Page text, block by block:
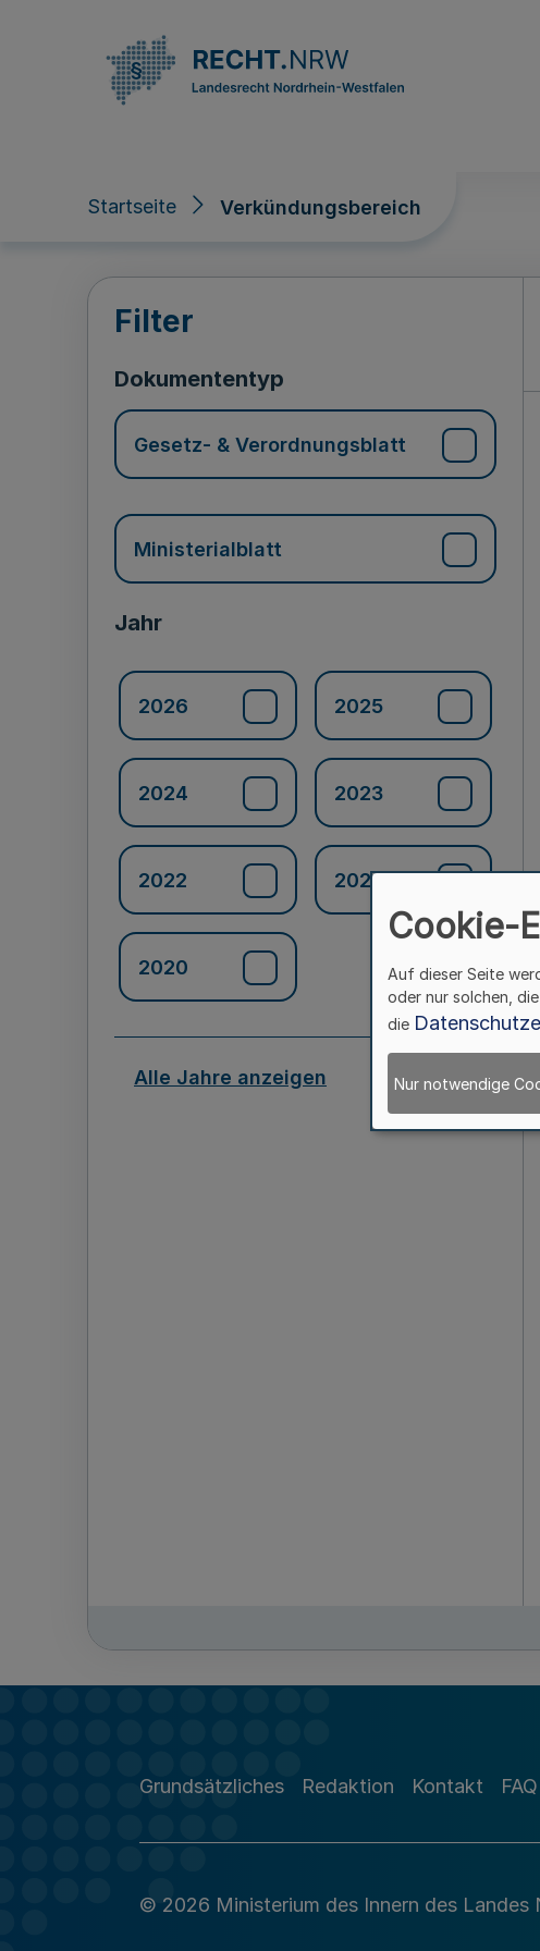
Startseite Verkündungsbereich
Verkündungsbereich
Filter
Dokumententyp
Gesetz- & Verordnungsblatt
Ministerialblatt
Jahr
2026 2025
2024 2023
2022 2021
2020
Alle Jahre anzeigen
Grundsätzliches Redaktion Kontakt FAQ
© 2026 Ministerium des Innern des Landes
Cookie-
Auf dieser Seite
oder nur solchen,
die
Nur notwendige